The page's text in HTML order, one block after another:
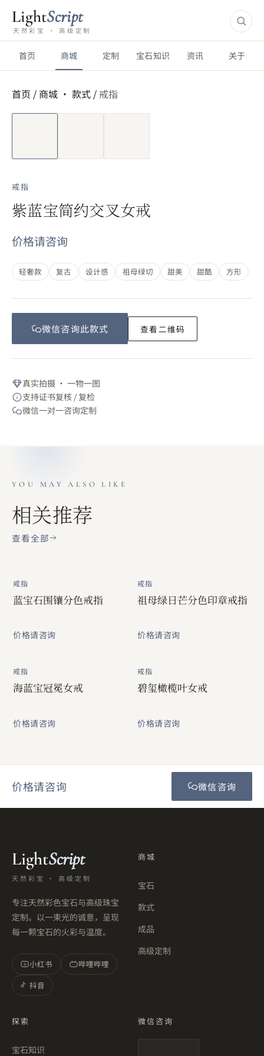
LightScript
天然彩宝 · 高级定制
首页 商城 定制 宝石知识 资讯 关于
首页 / 商城 · 款式 / 戒指
短视频
戒指
紫蓝宝简约交叉女戒
价格请咨询
轻奢款 复古 设计感 祖母绿切 甜美 甜酷 方形
微信咨询此款式 查看二维码
真实拍摄 · 一物一图
支持证书复核 / 复检
微信一对一咨询定制
YOU MAY ALSO LIKE
相关推荐
查看全部
戒指
蓝宝石围镶分色戒指
价格请咨询
戒指
祖母绿日芒分色印章戒指
价格请咨询
戒指
海蓝宝冠冕女戒
价格请咨询
戒指
碧玺橄榄叶女戒
价格请咨询
价格请咨询 微信咨询
LightScript
天然彩宝 · 高级定制
专注天然彩色宝石与高级珠宝
定制。以一束光的诚意，呈现
每一颗宝石的火彩与温度。
小 小红书
哔哩哔哩
抖音
商城
宝石
款式
成品
高级定制
探索
宝石知识
微信咨询